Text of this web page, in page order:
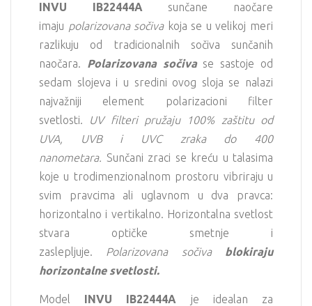
INVU IB22444A sunčane naočare
imaju polarizovana sočivakoja se u velikoj meri
razlikuju od tradicionalnih sočiva sunčanih
naočara. Polarizovana sočivase sastoje od
sedam slojeva i u sredini ovog sloja se nalazi
najvažniji element polarizacioni filter
svetlosti. UV filteri pružaju 100% zaštitu od
UVA, UVB i UVC zraka do 400
nanometara. Sunčani zraci se kreću u talasima
koje u trodimenzionalnom prostoru vibriraju u
svim pravcima ali uglavnom u dva pravca:
horizontalno i vertikalno. Horizontalna svetlost
stvara optičke smetnje i
zaslepljuje. Polarizovana sočivablokiraju
horizontalne svetlosti.
Model INVU IB22444A je idealan za